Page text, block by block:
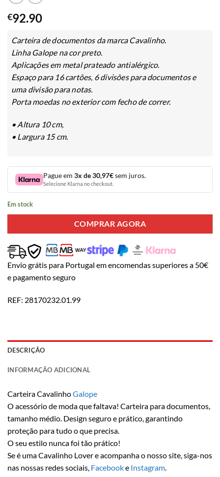
€92.90
Carteira de documentos da marca Cavalinho.
Linha Galope na cor preto.
Aplicações em metal prateado antialérgico.
Espaço para 16 cartões, 6 divisões para documentos e
uma divisão para notas.
Porta moedas no exterior com fecho de correr.
• Altura 10 cm,
• Largura 15 cm.
Pague em3x de 30,97€sem juros.
Selecione Klarna no checkout.
Em stock
COMPRAR AGORA
Envio grátis para Portugal em encomendas superiores a 50€
e pagamento seguro
REF: 28170232.01.99
DESCRIÇÃO
INFORMAÇÃO ADICIONAL
Carteira CavalinhoGalope
O acessório de moda que faltava! Carteira para documentos,
tamanho médio. Design seguro e prático, garantindo
proteção para tudo o que precisa.
O seu estilo nunca foi tão prático!
Se é uma Cavalinho Lover e acompanha o nosso site, siga-nos
nas nossas redes sociais, Facebooke Instagram